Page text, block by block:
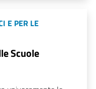
E PER LE
Scuole